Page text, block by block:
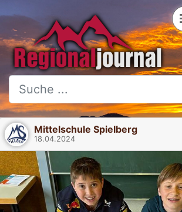
Mittelschule Spielberg
18.04.2024